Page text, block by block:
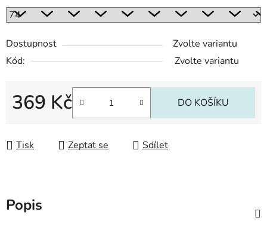
Dostupnost
Zvolte variantu
Kód:
Zvolte variantu
369 Kč DO KOŠÍKU
Tisk Zeptat se Sdílet
Popis